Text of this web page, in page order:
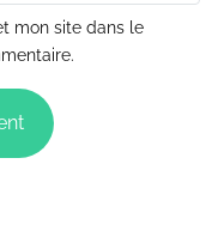
mon site dans le